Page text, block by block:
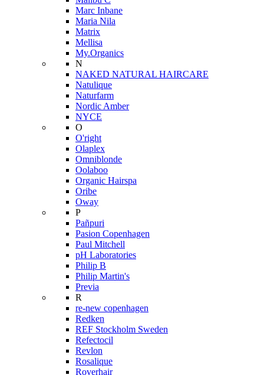
Marc Inbane
Maria Nila
Matrix
Mellisa
My.Organics
N
NAKED NATURAL HAIRCARE
Natulique
Naturfarm
Nordic Amber
NYCE
O
O'right
Olaplex
Omniblonde
Oolaboo
Organic Hairspa
Oribe
Oway
P
Pañpuri
Pasion Copenhagen
Paul Mitchell
pH Laboratories
Philip B
Philip Martin's
Previa
R
re-new copenhagen
Redken
REF Stockholm Sweden
Refectocil
Revlon
Rosalique
Roverhair